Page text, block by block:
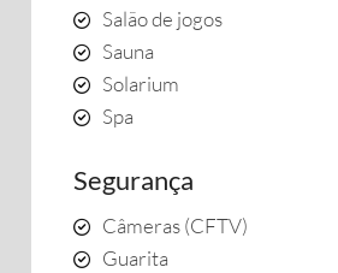
Salão de jogos
Sauna
Solarium
Spa
Segurança
Câmeras (CFTV)
Guarita